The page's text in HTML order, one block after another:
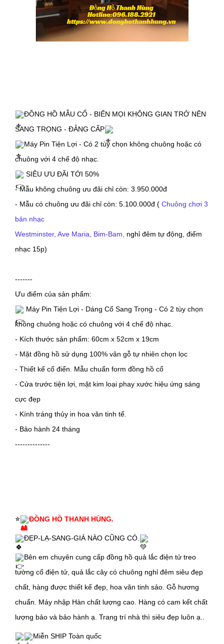
ĐỒNG HỒ MẪU CỔ - BIẾN MỌI KHÔNG GIAN TRỞ NÊN
SANG TRỌNG - ĐẲNG CẤP
Máy Pin Tiện Lợi - Có 2 tùy chọn không chuông hoặc có
chuông với 4 chế độ nhạc.
SIÊU ƯU ĐÃI TỚI 50%
- Mẫu không chuông ưu đãi chỉ còn: 3.950.000đ
- Mẫu có chuông ưu đãi chỉ còn: 5.100.000đ ( Chuông chơi 3
bản nhạc
Westminster, Ave Maria, Bim-Bam,
nghỉ đêm tự động, điểm
nhạc 15p)
-------
Ưu điểm của sản phẩm:
Máy Pin Tiện Lợi - Dáng Cổ Sang Trọng - Có 2 tùy chọn
không chuông hoặc có chuông với 4 chế độ nhạc.
- Kích thước sản phẩm: 60cm x 52cm x 19cm
- Mặt đồng hồ sử dụng 100% vân gỗ tự nhiên chọn lọc
- Thiết kế cổ điển. Mẫu chuẩn form đồng hồ cổ
- Cửa trước tiện lợi, mặt kim loại phay xước hiệu ứng sáng
cực đẹp
- Kính tráng thủy in hoa văn tinh tế.
- Bảo hành 24 tháng
--------------
⭐ ĐỒNG HỒ THANH HÙNG.
ĐẸP-LẠ-SANG-GIÁ NÀO CŨNG CÓ.
Bên em chuyên cung cấp đồng hồ quả lắc điện tử treo
tường cổ điện tử, quả lắc cây có chuông nghỉ đêm siêu đẹp
chất, hàng được thiết kế đẹp, hoa văn tinh sảo. Gỗ hương
chuẩn. Máy nhập Hàn chất lượng cao. Hàng có cam kết chất
lượng bảo và bảo hành ạ. Trang trí nhà thì siêu đẹp luôn ạ..
Miễn SHIP Toàn quốc